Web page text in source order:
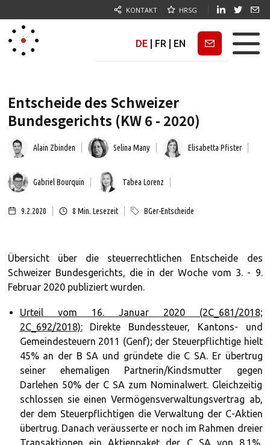
KONTAKT HRSG
DE FR EN Newsletter
Entscheide des Schweizer
Bundesgerichts (KW 6 - 2020)
Alain Zbinden Selina Many Elisabetta Pfister
Gabriel Bourquin Tabea Lorenz
9.2.2020 8 Min. Lesezeit BGer-Entscheide
Übersicht über die steuerrechtlichen Entscheide des
Schweizer Bundesgerichts, die in der Woche vom 3. - 9.
Februar 2020 publiziert wurden.
Urteil vom 16. Januar 2020 (2C_681/2018;
2C_692/2018):Direkte Bundessteuer, Kantons- und
Gemeindesteuern 2011 (Genf); der Steuerpflichtige hielt
45% an der B SA und gründete die C SA. Er übertrug
seiner ehemaligen Partnerin/Kindsmutter gegen
Darlehen 50% der C SA zum Nominalwert. Gleichzeitig
schlossen sie einen Vermögensverwaltungsvertrag ab,
der dem Steuerpflichtigen die Verwaltung der C-Aktien
übertrug. Danach veräusserte er noch im Rahmen dreier
Transaktionen ein Aktienpaket der C SA von 8.1%.